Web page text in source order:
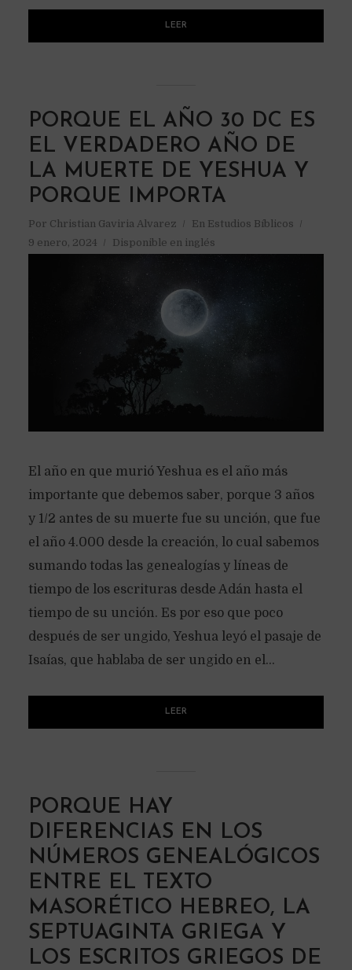
LEER
PORQUE EL AÑO 30 DC ES
EL VERDADERO AÑO DE
LA MUERTE DE YESHUA Y
PORQUE IMPORTA
Por Christian Gaviria Alvarez En Estudios Bíblicos
9 enero, 2024
Disponible en inglés
El año en que murió Yeshua es el año más
importante que debemos saber, porque 3 años
y 1/2 antes de su muerte fue su unción, que fue
el año 4.000 desde la creación, lo cual sabemos
sumando todas las genealogías y líneas de
tiempo de los escrituras desde Adán hasta el
tiempo de su unción. Es por eso que poco
después de ser ungido, Yeshua leyó el pasaje de
Isaías, que hablaba de ser ungido en el...
LEER
PORQUE HAY
DIFERENCIAS EN LOS
NÚMEROS GENEALÓGICOS
ENTRE EL TEXTO
MASORÉTICO HEBREO, LA
SEPTUAGINTA GRIEGA Y
LOS ESCRITOS GRIEGOS DE